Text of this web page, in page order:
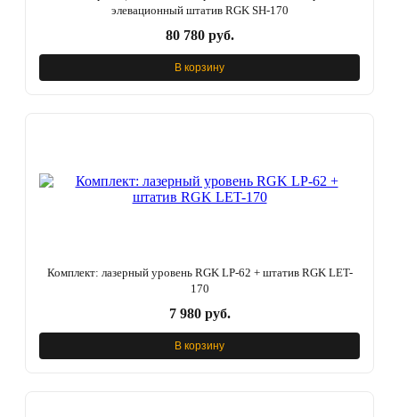
элевационный штатив RGK SH-170
80 780 руб.
В корзину
Комплект: лазерный уровень RGK LP-62 + штатив RGK LET-
170
7 980 руб.
В корзину